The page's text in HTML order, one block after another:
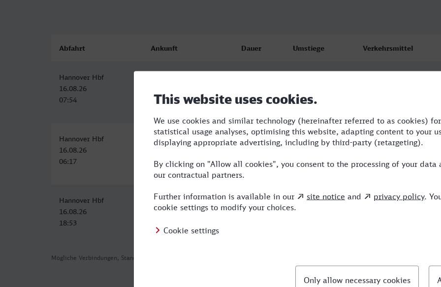
Mögliche Verbindungen, Stand: 2026-08-02 01:41
Abfahrt Ankunft Dauer Umstiege Verkehrsmittel
Hannover Hbf
16.08.26
07:54
11:23
Hannover Hbf
16.08.26
06:17
Karlsruhe Hbf
11:19
5:02 0 ICE
Hannover Hbf
16.08.26
18:53
Karlsruhe Hbf
16.08.26
3:56 1 RE,ICE